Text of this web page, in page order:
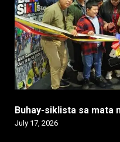
Buhay-siklista sa mata
July 17, 2026